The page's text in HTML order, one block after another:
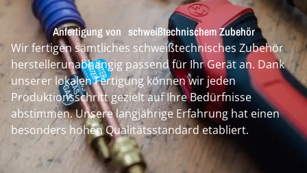
Anfertigung von schweißtechnischem Zubehör
Wir fertigen sämtliches schweißtechnisches Zubehör
herstellerunabhängig passend für Ihr Gerät an. Dank
unserer lokalen Fertigung können wir jeden
Produktionsschritt gezielt auf Ihre Bedürfnisse
abstimmen. Unsere langjährige Erfahrung hat einen
besonders hohen Qualitätsstandard etabliert.